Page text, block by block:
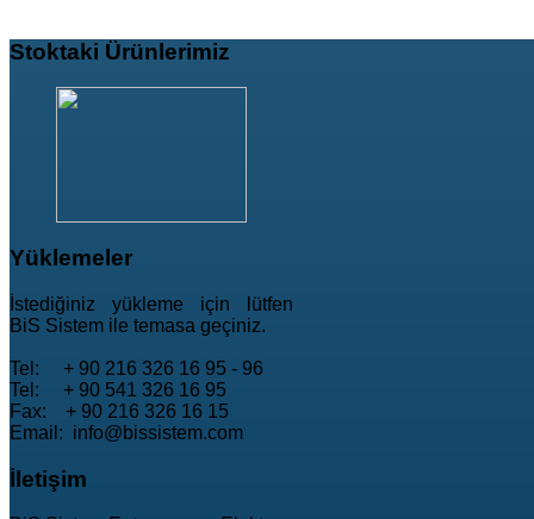
Stoktaki Ürünlerimiz
Yüklemeler
İstediğiniz yükleme için lütfen
BiS Sistem ile temasa geçiniz.
Tel: + 90 216 326 16 95 - 96
Tel: + 90 541 326 16 95
Fax: + 90 216 326 16 15
Email: info@bissistem.com
İletişim